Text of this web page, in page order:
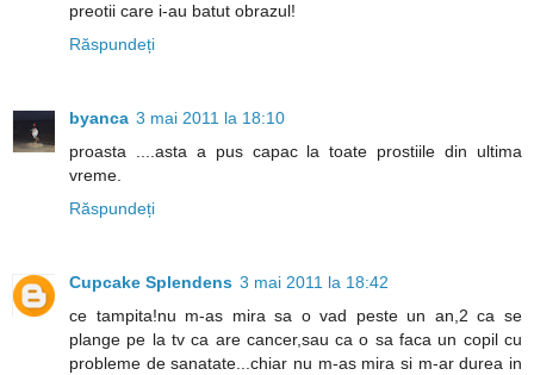
preotii care i-au batut obrazul!
Răspundeți
byanca 3 mai 2011 la 18:10
proasta ....asta a pus capac la toate prostiile din ultima
vreme.
Răspundeți
Cupcake Splendens 3 mai 2011 la 18:42
ce tampita!nu m-as mira sa o vad peste un an,2 ca se
plange pe la tv ca are cancer,sau ca o sa faca un copil cu
probleme de sanatate...chiar nu m-as mira si m-ar durea in